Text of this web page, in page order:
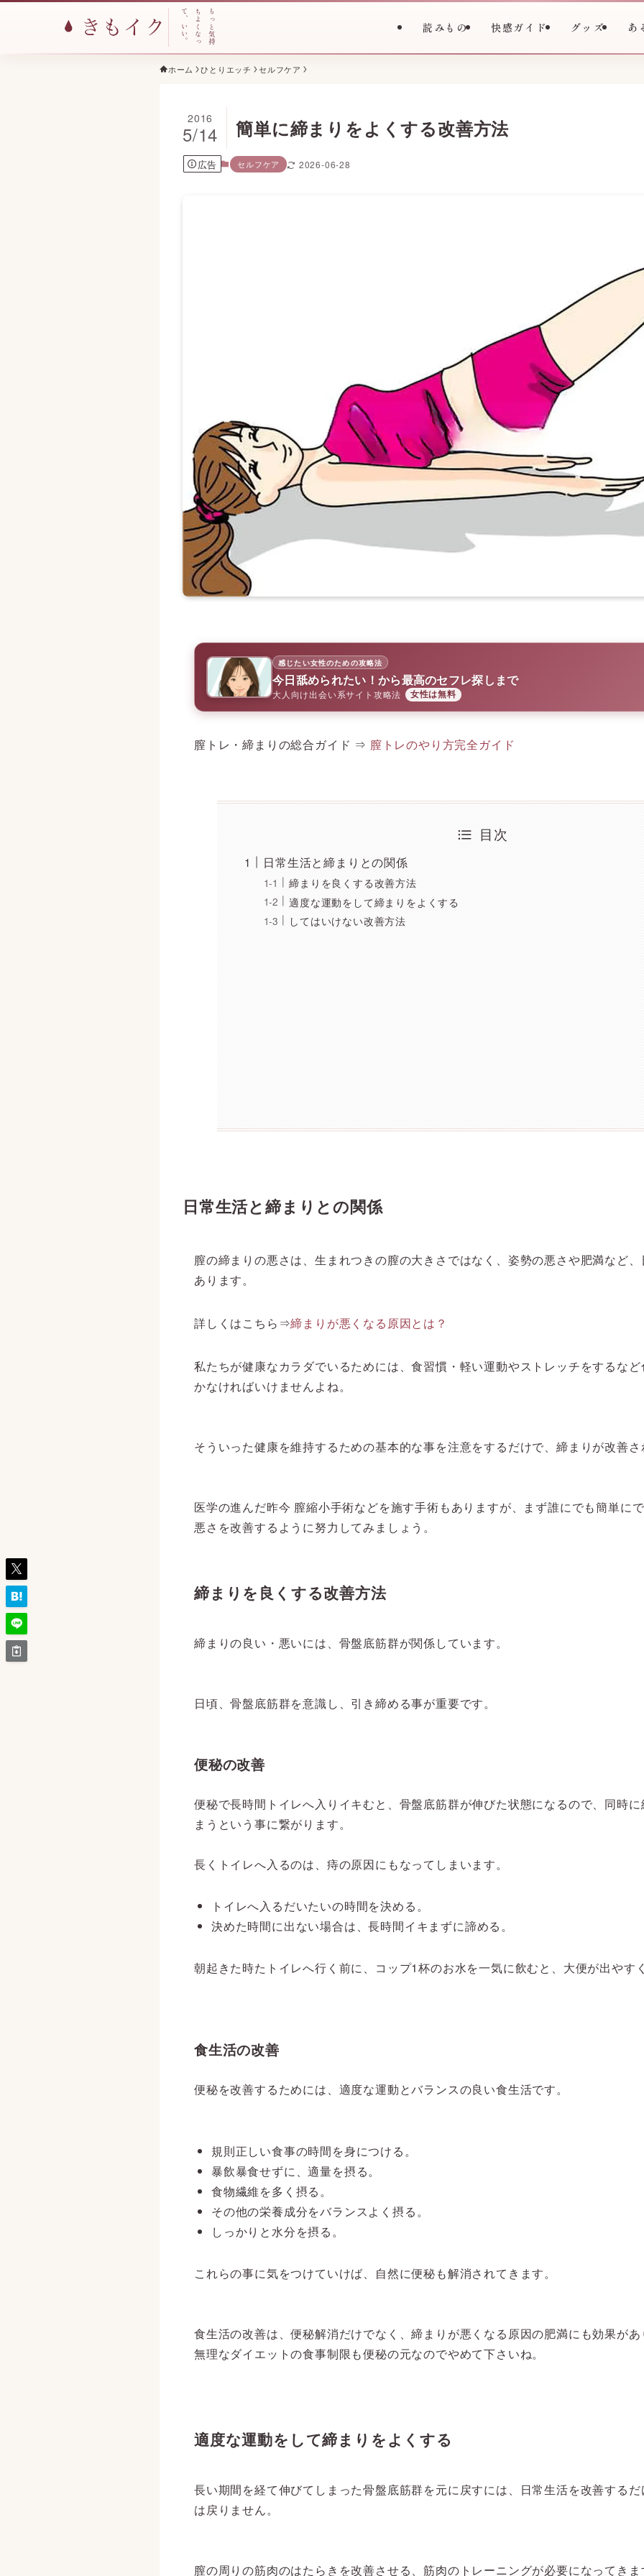
も
っ
と
気
持
ち
よ
く
な
っ
て
、
い
い
。
読みもの 快感ガイド グッズ あ
ホーム ひとりエッチ セルフケア
簡単に締まりをよくする改善方法
2016
5/14
広告 セルフケア 2026-06-28
感じたい女性のための攻略法
今日舐められたい！から最高のセフレ探しまで
大人向け出会い系サイト攻略法 女性は無料
膣トレ・締まりの総合ガイド ⇒ 膣トレのやり方完全ガイド
目次
日常生活と締まりとの関係
締まりを良くする改善方法
適度な運動をして締まりをよくする
してはいけない改善方法
日常生活と締まりとの関係
膣の締まりの悪さは、生まれつきの膣の大きさではなく、姿勢の悪さや肥満など
あります。
詳しくはこちら⇒締まりが悪くなる原因とは？
私たちが健康なカラダでいるためには、食習慣・軽い運動やストレッチをするな
かなければいけませんよね。
そういった健康を維持するための基本的な事を注意をするだけで、締まりが改善
医学の進んだ昨今 膣縮小手術などを施す手術もありますが、まず誰にでも簡単に
悪さを改善するように努力してみましょう。
締まりを良くする改善方法
締まりの良い・悪いには、骨盤底筋群が関係しています。
日頃、骨盤底筋群を意識し、引き締める事が重要です。
便秘の改善
便秘で長時間トイレへ入りイキむと、骨盤底筋群が伸びた状態になるので、同時
まうという事に繋がります。
長くトイレへ入るのは、痔の原因にもなってしまいます。
トイレへ入るだいたいの時間を決める。
決めた時間に出ない場合は、長時間イキまずに諦める。
朝起きた時たトイレへ行く前に、コップ1杯のお水を一気に飲むと、大便が出やす
食生活の改善
便秘を改善するためには、適度な運動とバランスの良い食生活です。
規則正しい食事の時間を身につける。
暴飲暴食せずに、適量を摂る。
食物繊維を多く摂る。
その他の栄養成分をバランスよく摂る。
しっかりと水分を摂る。
これらの事に気をつけていけば、自然に便秘も解消されてきます。
食生活の改善は、便秘解消だけでなく、締まりが悪くなる原因の肥満にも効果が
無理なダイエットの食事制限も便秘の元なのでやめて下さいね。
適度な運動をして締まりをよくする
長い期間を経て伸びてしまった骨盤底筋群を元に戻すには、日常生活を改善する
は戻りません。
膣の周りの筋肉のはたらきを改善させる、筋肉のトレーニングが必要になってき